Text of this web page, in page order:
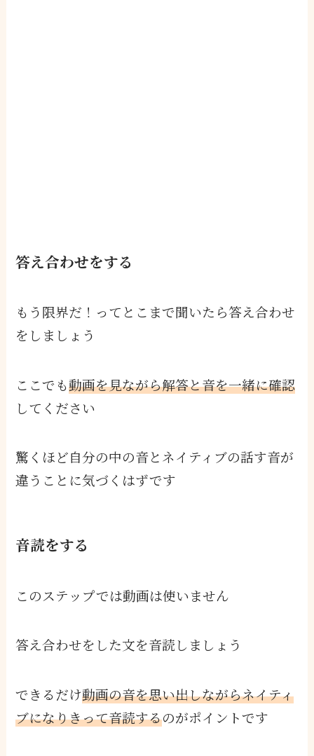
答え合わせをする
もう限界だ！ってとこまで聞いたら答え合わせ
をしましょう
ここでも動画を見ながら解答と音を一緒に確認
してください
驚くほど自分の中の音とネイティブの話す音が
違うことに気づくはずです
音読をする
このステップでは動画は使いません
答え合わせをした文を音読しましょう
できるだけ動画の音を思い出しながらネイティ
ブになりきって音読するのがポイントです